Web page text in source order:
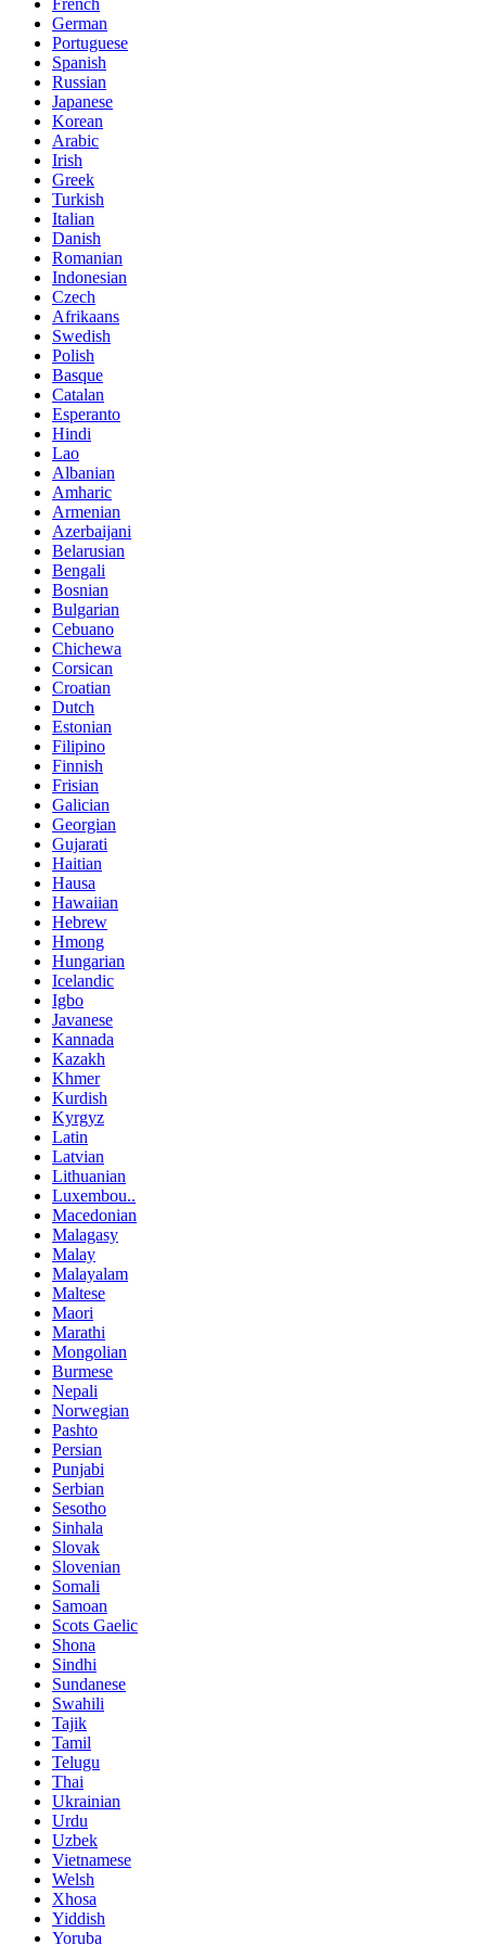
German
Portuguese
Spanish
Russian
Japanese
Korean
Arabic
Irish
Greek
Turkish
Italian
Danish
Romanian
Indonesian
Czech
Afrikaans
Swedish
Polish
Basque
Catalan
Esperanto
Hindi
Lao
Albanian
Amharic
Armenian
Azerbaijani
Belarusian
Bengali
Bosnian
Bulgarian
Cebuano
Chichewa
Corsican
Croatian
Dutch
Estonian
Filipino
Finnish
Frisian
Galician
Georgian
Gujarati
Haitian
Hausa
Hawaiian
Hebrew
Hmong
Hungarian
Icelandic
Igbo
Javanese
Kannada
Kazakh
Khmer
Kurdish
Kyrgyz
Latin
Latvian
Lithuanian
Luxembou..
Macedonian
Malagasy
Malay
Malayalam
Maltese
Maori
Marathi
Mongolian
Burmese
Nepali
Norwegian
Pashto
Persian
Punjabi
Serbian
Sesotho
Sinhala
Slovak
Slovenian
Somali
Samoan
Scots Gaelic
Shona
Sindhi
Sundanese
Swahili
Tajik
Tamil
Telugu
Thai
Ukrainian
Urdu
Uzbek
Vietnamese
Welsh
Xhosa
Yiddish
Yoruba